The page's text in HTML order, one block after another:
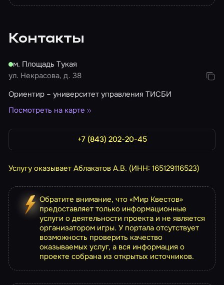
Контакты
м. Площадь Тукая
ул. Некрасова, д. 38
Ориентир – университет управления ТИСБИ
Посмотреть на карте
+7 (843) 202-20-45
Услугу оказывает Аблакатов А.В. (ИНН: 165129116523)
Обратите внимание, что «Мир Квестов»
предоставляет только информационные
услуги о деятельности проекта и не является
организатором игры. У портала отсутствует
возможность проверить качество
оказываемых услуг, а вся информация о
проекте собрана из открытых источников.